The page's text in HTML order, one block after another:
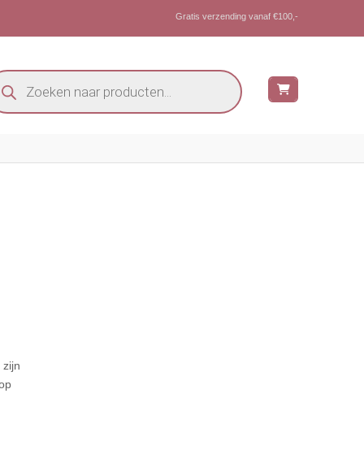
Gratis verzending vanaf €100,-